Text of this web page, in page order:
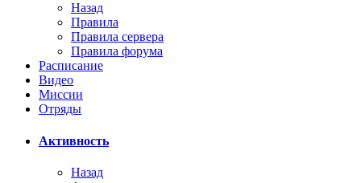
Назад
Правила
Правила сервера
Правила форума
Расписание
Видео
Миссии
Отряды
Активность
Назад